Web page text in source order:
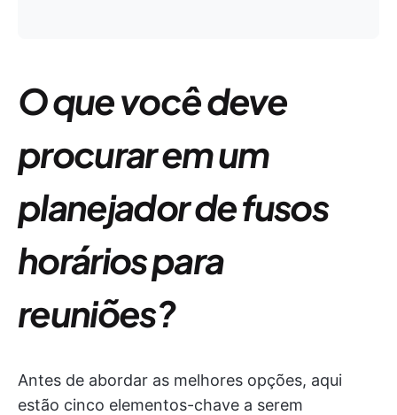
O que você deve
procurar em um
planejador de fusos
horários para
reuniões?
Antes de abordar as melhores opções, aqui
estão cinco elementos-chave a serem